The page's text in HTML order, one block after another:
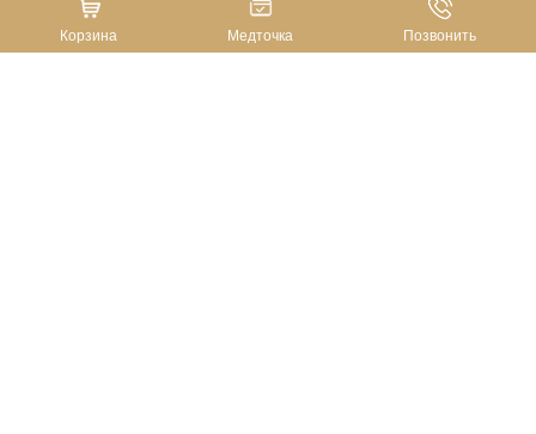
Трихология
Урология
Корзина Медточка Позвонить